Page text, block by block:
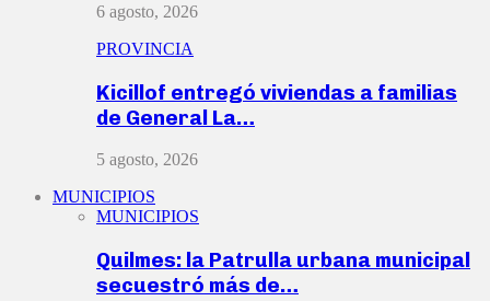
6 agosto, 2026
PROVINCIA
Kicillof entregó viviendas a familias
de General La…
5 agosto, 2026
MUNICIPIOS
MUNICIPIOS
Quilmes: la Patrulla urbana municipal
secuestró más de…